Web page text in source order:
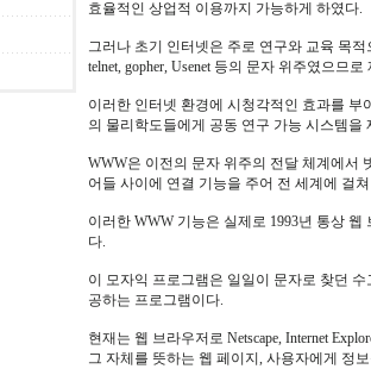
효율적인 상업적 이용까지 가능하게 하였다.
그러나 초기 인터넷은 주로 연구와 교육 목
telnet, gopher, Usenet 등의 문자 위주였으므
이러한 인터넷 환경에 시청각적인 효과를 부
의 물리학도들에게 공동 연구 가능 시스템을
WWW은 이전의 문자 위주의 전달 체계에서
어들 사이에 연결 기능을 주어 전 세계에 걸
이러한 WWW 기능은 실제로 1993년 통상
다.
이 모자익 프로그램은 일일이 문자로 찾던
공하는 프로그램이다.
현재는 웹 브라우저로 Netscape, Internet
그 자체를 뜻하는 웹 페이지, 사용자에게 정